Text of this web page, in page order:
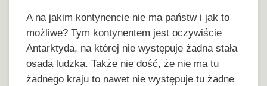
A na jakim kontynencie nie ma państw i jak to
możliwe? Tym kontynentem jest oczywiście
Antarktyda, na której nie występuje żadna stała
osada ludzka. Także nie dość, że nie ma tu
żadnego kraju to nawet nie występuje tu żadne